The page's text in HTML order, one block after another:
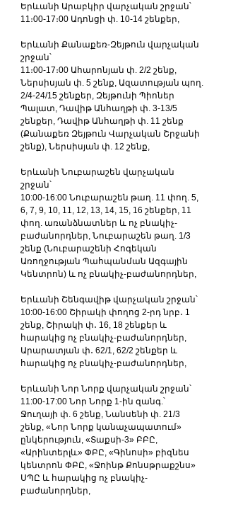
Երևանի Արաբկիր վարչական շրջան՝
11։00-17։00 Ադոնցի փ. 10-14 շենքեր,
Երևանի Քանաքեռ-Զեյթուն վարչական
շրջան՝
11։00-17։00 Ահարոնյան փ. 2/2 շենք,
Ներսիսյան փ. 5 շենք, Ազատության պող.
2/4-24/15 շենքեր, Զեյթունի Պիոներ
Պալատ, Դավիթ Անհաղթի փ. 3-13/5
շենքեր, Դավիթ Անհաղթի փ. 11 շենք
(Քանաքեռ Զեյթուն Վարչական Շրջանի
շենք), Ներսիսյան փ. 12 շենք,
Երևանի Նուբարաշեն վարչական
շրջան՝
10:00-16:00 Նուբարաշեն թաղ. 11 փող. 5,
6, 7, 9, 10, 11, 12, 13, 14, 15, 16 շենքեր, 11
փող. առանձնատներ և ոչ բնակիչ-
բաժանորդներ, Նուբարաշեն թաղ. 1/3
շենք (Նուբարաշենի Հոգեկան
Առողջության Պահպանման Ազգային
Կենտրոն) և ոչ բնակիչ-բաժանորդներ,
Երևանի Շենգավիթ վարչական շրջան՝
10:00-16:00 Շիրակի փողոց 2-րդ նրբ․ 1
շենք, Շիրակի փ․ 16, 18 շենքեր և
հարակից ոչ բնակիչ-բաժանորդներ,
Արարատյան փ․ 62/1, 62/2 շենքեր և
հարակից ոչ բնակիչ-բաժանորդներ,
Երևանի Նոր Նորք վարչական շրջան՝
11:00-17:00 Նոր Նորք 1-ին զանգ.՝
Ջուղայի փ. 6 շենք, Նանսենի փ. 21/3
շենք, «Նոր Նորք կանաչապատում»
ընկերություն, «Տաքսի-3» ԲԲԸ,
«Արինտերլև» ՓԲԸ, «Գինոսի» բիզնես
կենտրոն ՓԲԸ, «Ջոինթ Քոնսթրաքշնս»
ՍՊԸ և հարակից ոչ բնակիչ-
բաժանորդներ,